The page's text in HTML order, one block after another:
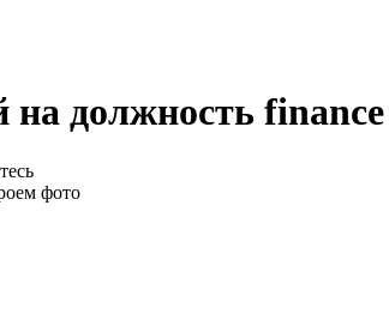
на должность
фото